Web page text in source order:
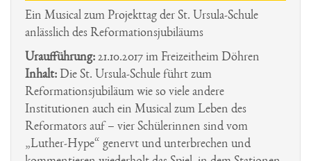
Ein Musical zum Projekttag der St. Ursula-Schule
anlässlich des Reformationsjubiläums
Uraufführung: 21.10.2017 im Freizeitheim Döhren
Inhalt: Die St. Ursula-Schule führt zum
Reformationsjubiläum wie so viele andere
Institutionen auch ein Musical zum Leben des
Reformators auf – vier Schülerinnen sind vom
„Luther-Hype“ genervt und unterbrechen und